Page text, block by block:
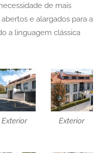
de mais
e alargados para a
a linguagem clássica
Exterior Exterior